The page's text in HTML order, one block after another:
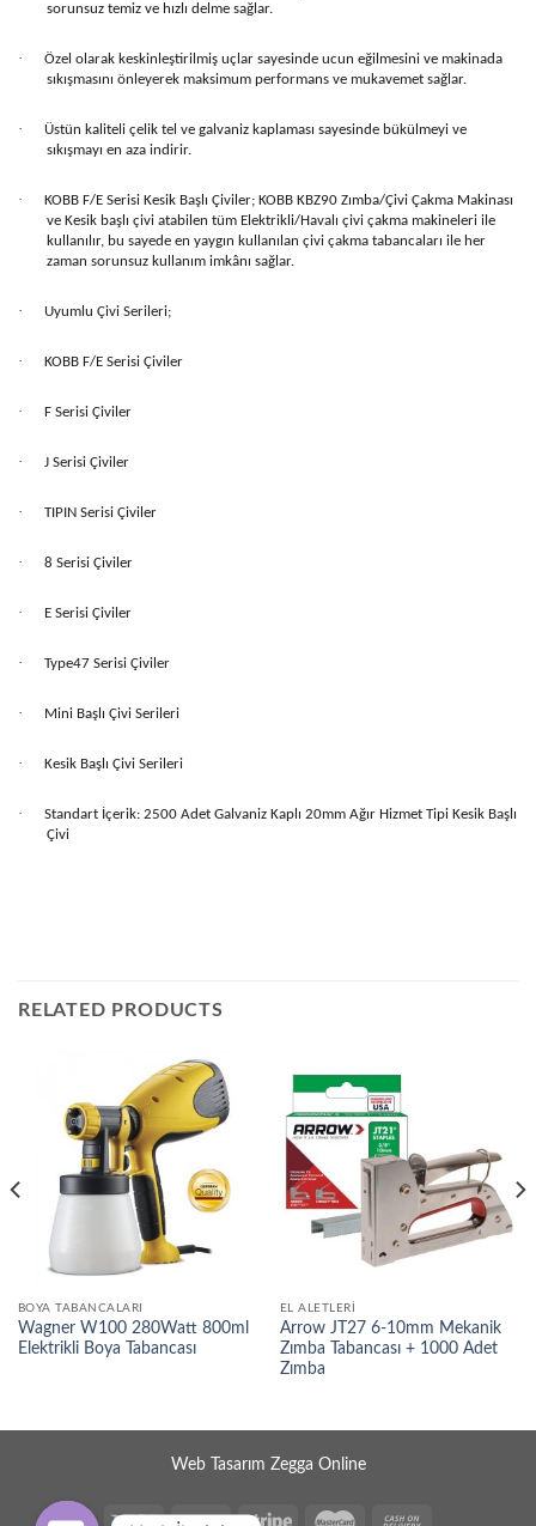
sorunsuz temiz ve hızlı delme sağlar.
·
Özel olarak keskinleştirilmiş uçlar sayesinde ucun eğilmesini ve makinada
sıkışmasını önleyerek maksimum performans ve mukavemet sağlar.
·
Üstün kaliteli çelik tel ve galvaniz kaplaması sayesinde bükülmeyi ve
sıkışmayı en aza indirir.
·
KOBB F/E Serisi Kesik Başlı Çiviler; KOBB KBZ90 Zımba/Çivi Çakma Makinası
ve Kesik başlı çivi atabilen tüm Elektrikli/Havalı çivi çakma makineleri ile
kullanılır, bu sayede en yaygın kullanılan çivi çakma tabancaları ile her
zaman sorunsuz kullanım imkânı sağlar.
· Uyumlu Çivi Serileri;
· KOBB F/E Serisi Çiviler
· F Serisi Çiviler
· J Serisi Çiviler
· TIPIN Serisi Çiviler
· 8 Serisi Çiviler
· E Serisi Çiviler
· Type47 Serisi Çiviler
· Mini Başlı Çivi Serileri
· Kesik Başlı Çivi Serileri
·
Standart İçerik: 2500 Adet Galvaniz Kaplı 20mm Ağır Hizmet Tipi Kesik Başlı
Çivi
RELATED PRODUCTS
BOYA TABANCALARI
Wagner W100 280Watt 800ml
Elektrikli Boya Tabancası
EL ALETLERI
Arrow JT27 6-10mm Mekanik
Zımba Tabancası + 1000 Adet
Zımba
Web Tasarım Zegga Online